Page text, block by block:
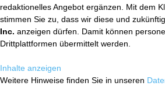
redaktionelles Angebot ergänzen. Mit dem
stimmen Sie zu, dass wir diese und
Inc. anzeigen dürfen. Damit können
Drittplattformen übermittelt werden.
Inhalte anzeigen
Weitere Hinweise finden Sie in unseren